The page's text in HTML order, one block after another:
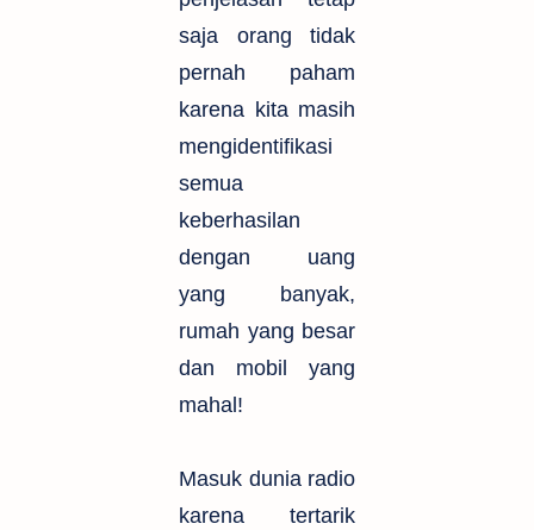
saja orang tidak
pernah paham
karena kita masih
mengidentifikasi
semua
keberhasilan
dengan uang
yang banyak,
rumah yang besar
dan mobil yang
mahal!
Masuk dunia radio
karena tertarik